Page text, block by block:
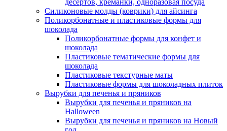
десертов, креманки, одноразовая посуда
Силиконовые молды (коврики) для айсинга
Поликорбонатные и пластиковые формы для
шоколада
Поликорбонатные формы для конфет и
шоколада
Пластиковые тематические формы для
шоколада
Пластиковые текстурные маты
Пластиковые формы для шоколадных плиток
Вырубки для печенья и пряников
Вырубки для печенья и пряников на
Halloween
Вырубки для печенья и пряников на Новый